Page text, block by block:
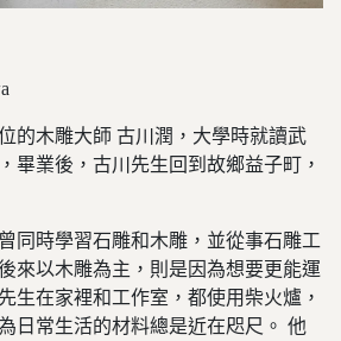
的木雕大師 古川潤，大學時就讀武
畢業後，古川先生回到故鄉益子町，
同時學習石雕和木雕，並從事石雕工
來以木雕為主，則是因為想要更能運
生在家裡和工作室，都使用柴火爐，
日常生活的材料總是近在咫尺。 他